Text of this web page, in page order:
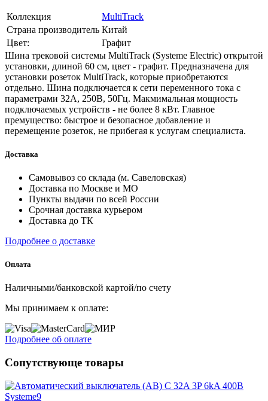
Коллекция
MultiTrack
Страна производитель Китай
Цвет:
Графит
Шина трековой системы MultiTrack (Systeme Electric) открытой
установки, длиной 60 см, цвет - графит. Предназначена для
установки розеток MultiTrack, которые приобретаются
отдельно. Шина подключается к сети переменного тока с
параметрами 32А, 250В, 50Гц. Макмимальная мощность
подключаемых устройств - не более 8 кВт. Главное
премущество: быстрое и безопасное добавление и
перемещение розеток, не прибегая к услугам специалиста.
Доставка
Самовывоз со склада (м. Савеловская)
Доставка по Москве и МО
Пункты выдачи по всей России
Срочная доставка курьером
Доставка до ТК
Подробнее о доставке
Оплата
Наличными/банковской картой/по счету
Мы принимаем к оплате:
Подробнее об оплате
Сопутствующе товары